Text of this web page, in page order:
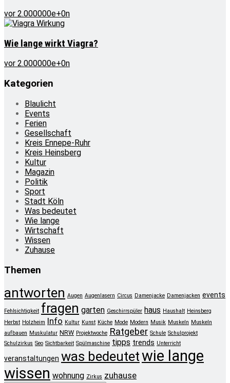
vor 2.000000e+0n
Wie lange wirkt Viagra?
vor 2.000000e+0n
Kategorien
Blaulicht
Events
Ferien
Gesellschaft
Kreis Ennepe-Ruhr
Kreis Heinsberg
Kultur
Magazin
Politik
Sport
Stadt Köln
Was bedeutet
Wie lange
Wirtschaft
Wissen
Zuhause
Themen
antworten Augen Augenlasern Circus Damenjacke Damenjacken events
Fehlsichtigkeit fragen garten Geschirrspüler haus Haushalt Heinsberg
Herbst Holzheim Info Kultur Kunst Küche Mode Modern Musik Muskeln Muskeln
aufbauen Muskulatur NRW Projektwoche Ratgeber Schule Schulprojekt
Schulzirkus Seo Sichtbarkeit Spülmaschine tipps trends Unterricht
veranstaltungen was bedeutetwie lange
wissen wohnung Zirkus zuhause